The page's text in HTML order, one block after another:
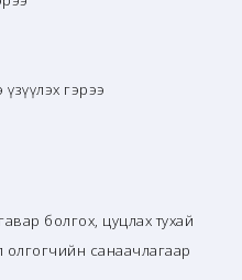
гэрээ
болгох, цуцлах тухай
олгогчийн санаачлагаар